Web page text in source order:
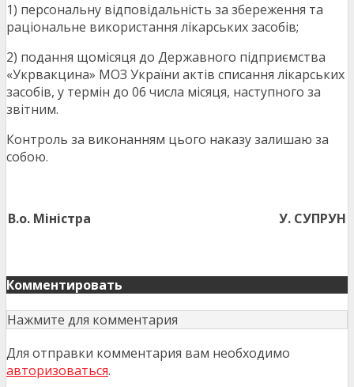
1) персональну відповідальність за збереження та
раціональне використання лікарських засобів;
2) подання щомісяця до Державного підприємства
«Укрвакцина» МОЗ України актів списання лікарських
засобів, у термін до 06 числа місяця, наступного за
звітним.
Контроль за виконанням цього наказу залишаю за
собою.
В.о. Міністра У. СУПРУН
Комментировать
Нажмите для комментария
Для отправки комментария вам необходимо
авторизоваться.